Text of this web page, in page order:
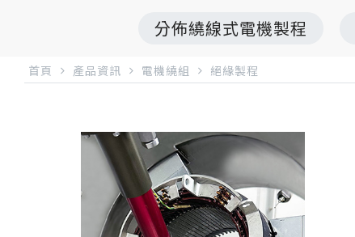
分佈繞線式電機製程
首頁 產品資訊 電機繞組 絕緣製程